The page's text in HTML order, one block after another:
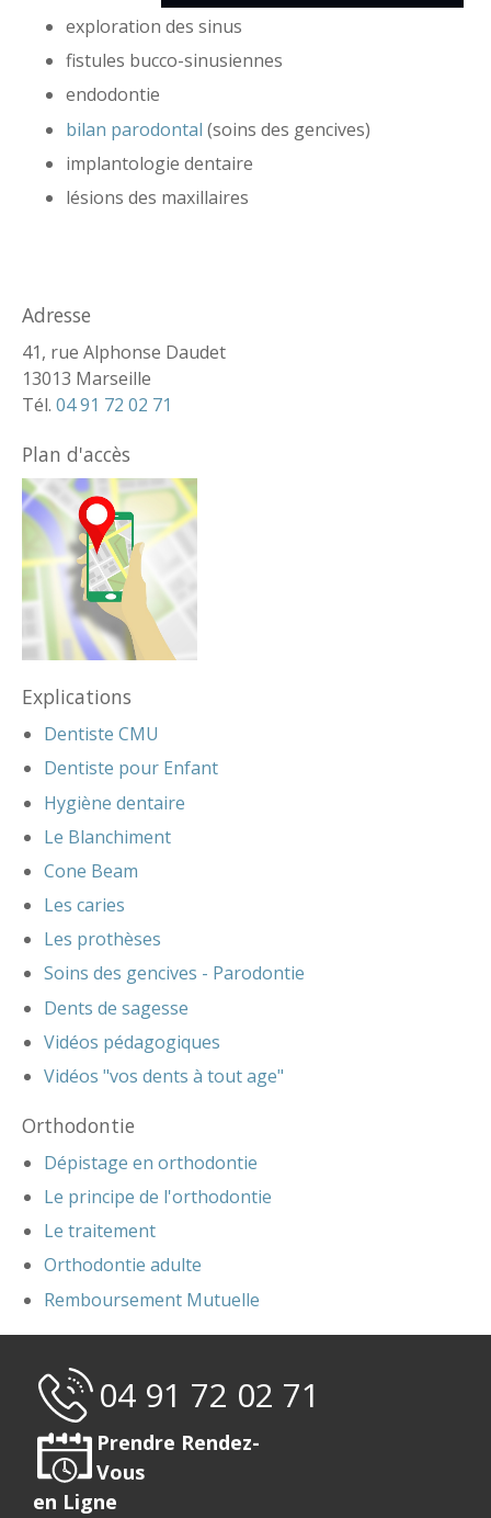
exploration des sinus
fistules bucco-sinusiennes
endodontie
bilan parodontal (soins des gencives)
implantologie dentaire
lésions des maxillaires
Adresse
41, rue Alphonse Daudet
13013 Marseille
Tél. 04 91 72 02 71
Plan d'accès
Explications
Dentiste CMU
Dentiste pour Enfant
Hygiène dentaire
Le Blanchiment
Cone Beam
Les caries
Les prothèses
Soins des gencives - Parodontie
Dents de sagesse
Vidéos pédagogiques
Vidéos "vos dents à tout age"
Orthodontie
Dépistage en orthodontie
Le principe de l'orthodontie
Le traitement
Orthodontie adulte
Remboursement Mutuelle
04 91 72 02 71
Prendre Rendez-
Vous
en Ligne